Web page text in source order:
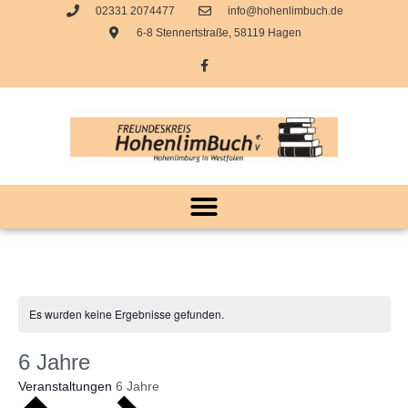
02331 2074477
info@hohenlimbuch.de
6-8 Stennertstraße, 58119 Hagen
Es wurden keine Ergebnisse gefunden.
6 Jahre
Veranstaltungen 6 Jahre